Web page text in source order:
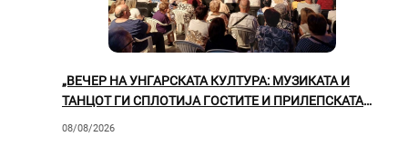
„ВЕЧЕР НА УНГАРСКАТА КУЛТУРА: МУЗИКАТА И
ТАНЦОТ ГИ СПЛОТИЈА ГОСТИТЕ И ПРИЛЕПСКАТА
08/08/2026